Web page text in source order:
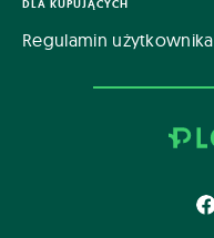
DLA KUPUJĄCYCH
Regulamin użytkownika